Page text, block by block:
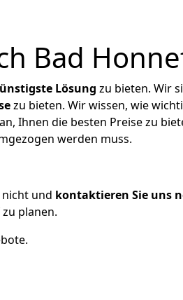
Bad
Lösung zu bieten. Wir
zu bieten. Wir wissen, wie
Ihnen die besten Preise zu
werden muss.
nicht und kontaktieren Sie uns
planen.